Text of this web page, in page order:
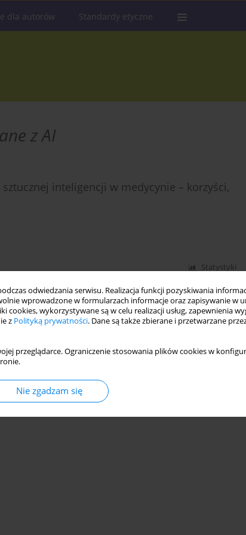
odwiedzania serwisu. Realizacja funkcji pozyskiwania
wprowadzone w formularzach informacje oraz zapisywanie w
cookies, wykorzystywane są w celu realizacji usług, zapewnienia
z Polityką prywatności. Dane są także zbierane i przetwarzane
przeglądarce. Ograniczenie stosowania plików cookies w
Nie zgadzam się
dla autorów Standardy etyczne
z AI
inteligencji w medycynie – korzyści,
Statystyki